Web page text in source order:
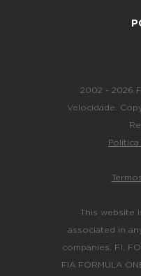
2002 - 2026
Velocidade.
Política
This website
associated in
companies. F1,
FIA FORMULA